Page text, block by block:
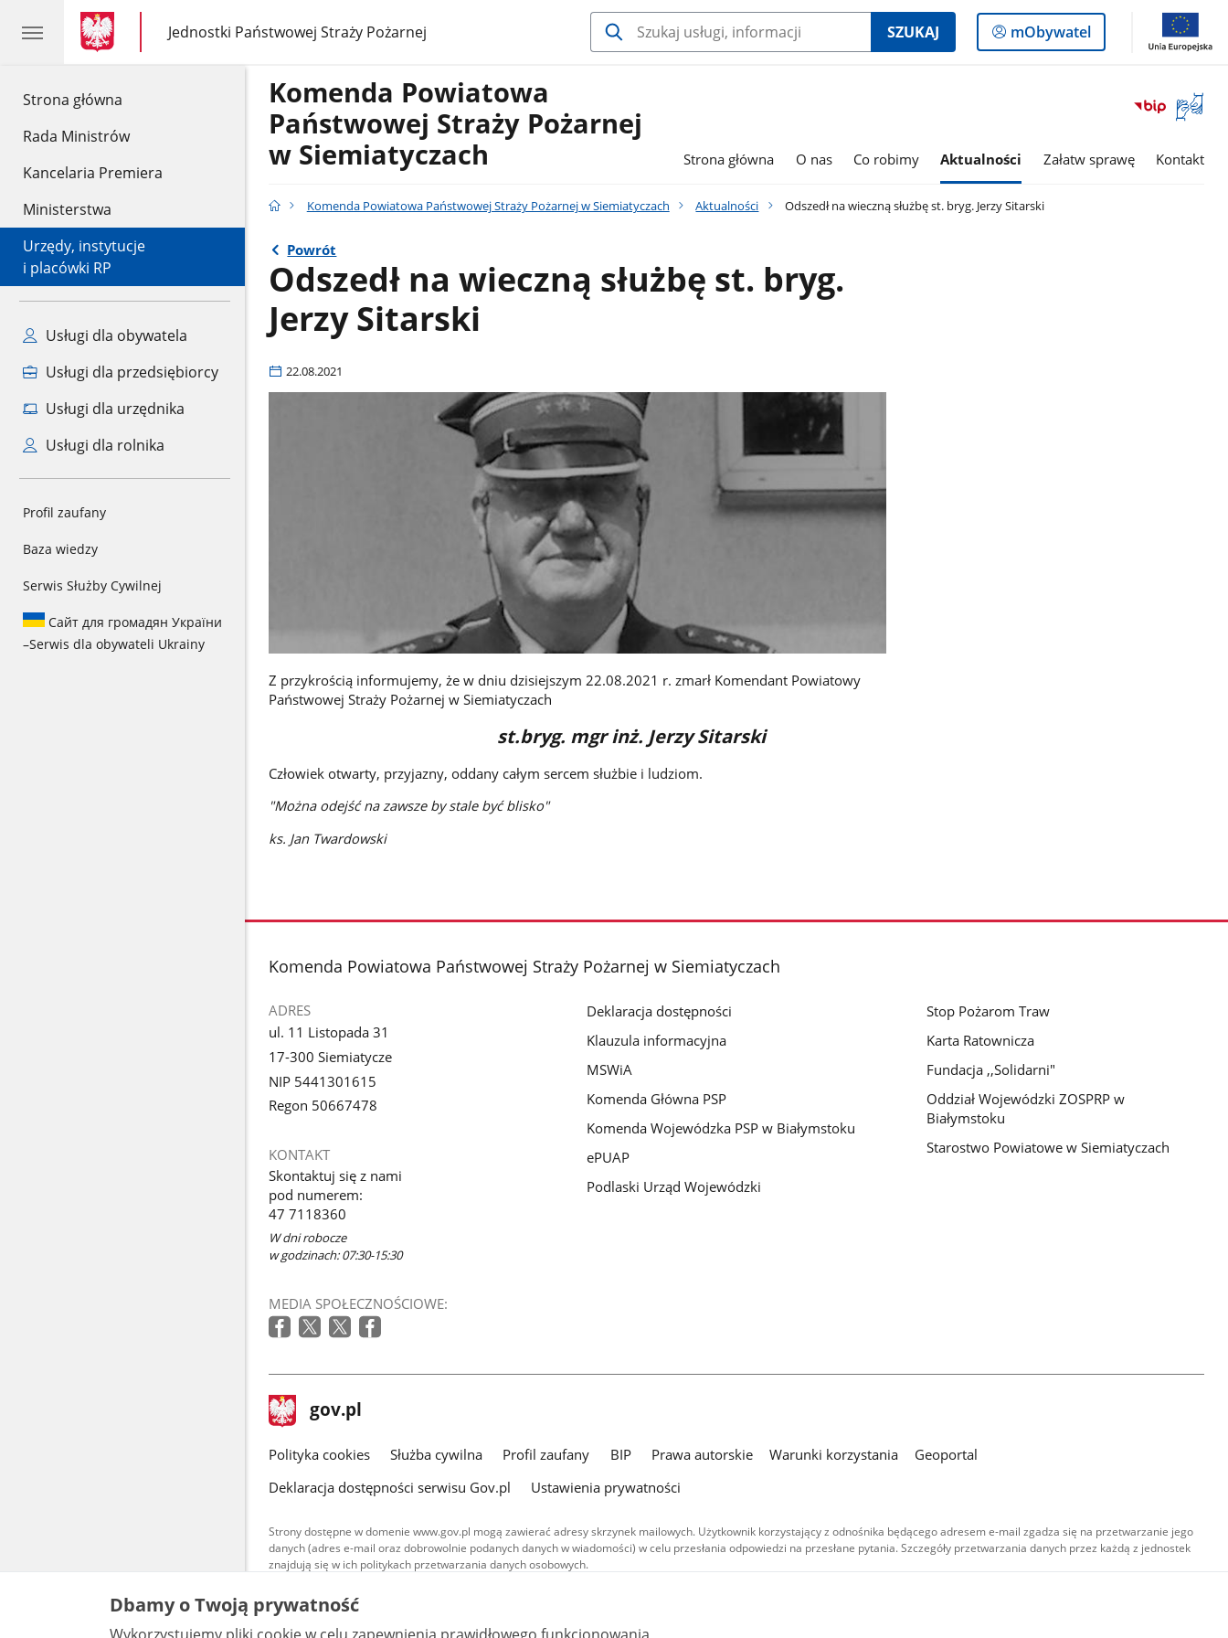
Strona główna
Rada Ministrów
Kancelaria Premiera
Ministerstwa
Urzędy, instytucje
i placówki RP
Usługi dla obywatela
Usługi dla przedsiębiorcy
Usługi dla urzędnika
Usługi dla rolnika
Profil zaufany
Baza wiedzy
Serwis Służby Cywilnej
Сайт для громадян України
–Serwis dla obywateli Ukrainy
gov.pl
gov.pl
Jednostki Państwowej Straży Pożarnej
gov.pl
Jednostki
Państwowej
SZUKAJ
Logowanie
do
mObywatel
Otwórz
okno
Komenda Powiatowa
Państwowej Straży Pożarnej
w Siemiatyczach
Strona główna O nas Co robimy Aktualności Załatw sprawę Kontakt
Komenda Powiatowa Państwowej Straży Pożarnej w Siemiatyczach Aktualności Odszedł na wieczną służbę st. bryg. Jerzy Sitarski
Powrót
Odszedł na wieczną służbę st. bryg.
Jerzy Sitarski
22.08.2021
Z przykrością informujemy, że w dniu dzisiejszym 22.08.2021 r. zmarł Komendant Powiatowy
Państwowej Straży Pożarnej w Siemiatyczach
st.bryg. mgr inż. Jerzy Sitarski
Człowiek otwarty, przyjazny, oddany całym sercem służbie i ludziom.
"Można odejść na zawsze by stale być blisko"
ks. Jan Twardowski
stopka
Komenda Powiatowa Państwowej Straży Pożarnej w Siemiatyczach
ADRES
ul. 11 Listopada 31
17-300 Siemiatycze
NIP 5441301615
Regon 50667478
KONTAKT
Skontaktuj się z nami
pod numerem:
47 7118360
W dni robocze
w godzinach: 07:30-15:30
MEDIA SPOŁECZNOŚCIOWE:
Deklaracja dostępności
Klauzula informacyjna
MSWiA
Komenda Główna PSP
Komenda Wojewódzka PSP w Białymstoku
ePUAP
Podlaski Urząd Wojewódzki
Stop Pożarom Traw
Karta Ratownicza
Fundacja ,,Solidarni"
Oddział Wojewódzki ZOSPRP w
Białymstoku
Starostwo Powiatowe w Siemiatyczach
stopka
gov.pl Strona
gov.pl
gov.pl
Polityka cookies Służba cywilna Profil zaufany BIP Prawa autorskie Warunki korzystania
Geoportal
Deklaracja dostępności serwisu Gov.pl
Ustawienia prywatności
Strony dostępne w domenie www.gov.pl mogą zawierać adresy skrzynek mailowych. Użytkownik korzystający z odnośnika będącego adresem e-mail zgadza się na przetwarzanie jego
danych (adres e-mail oraz dobrowolnie podanych danych w wiadomości) w celu przesłania odpowiedzi na przesłane pytania. Szczegóły przetwarzania danych przez każdą z jednostek
znajdują się w ich politykach przetwarzania danych osobowych.
Treści tekstowe publikowane w serwisie (z wyłączeniem treści audiowizualnych), są
udostępniane na licencji typu Creative Commons: uznanie autorstwa - na tych samych
warunkach 4.0 (CC BY-SA 4.0). Materiały audiowizualne, w tym zdjęcia, materiały audio i wideo,
Dbamy o Twoją prywatność